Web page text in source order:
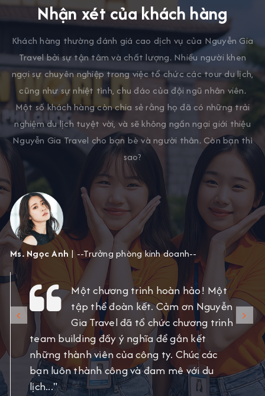
Nhận xét của khách hàng
Khách hàng thường đánh giá cao dịch vụ của Nguyễn Gia
Travel bởi sự tận tâm và chất lượng. Nhiều người khen
ngợi sự chuyên nghiệp trong việc tổ chức các tour du lịch,
cũng như sự nhiệt tình, chu đáo của đội ngũ nhân viên.
Một số khách hàng còn chia sẻ rằng họ đã có những trải
nghiệm du lịch tuyệt vời, và sẽ không ngần ngại giới thiệu
Nguyễn Gia Travel cho bạn bè và người thân. Còn bạn thì
sao?
Ms. Ngọc Anh| --Trưởng phòng kinh doanh--
Một chương trình hoàn hảo! Một
tập thể đoàn kết. Cảm ơn Nguyễn
Gia Travel đã tổ chức chương trình
team building đầy ý nghĩa để gắn kết
những thành viên của công ty. Chúc các
bạn luôn thành công và đam mê với du
lịch..."